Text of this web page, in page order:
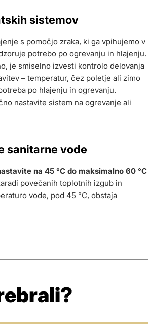
sistemov
s pomočjo zraka, ki ga vpihujemo v
potrebo po ogrevanju in hlajenju.
je smiselno izvesti kontrolo delovanja
– temperatur, čez poletje ali zimo
po hlajenju in ogrevanju.
nastavite sistem na ogrevanje ali
sanitarne vode
na 45 °C do maksimalno 60 °C
povečanih toplotnih izgub in
vode, pod 45 °C, obstaja